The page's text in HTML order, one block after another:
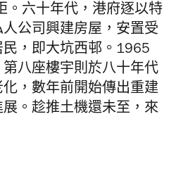
。六十年代 ， 港府逐以特
公司興建房屋 ，安置受
民，即大坑西邨。1965
八座樓宇則於八十年代
，數年前開始傳出重建
。趁推土機還未至，來